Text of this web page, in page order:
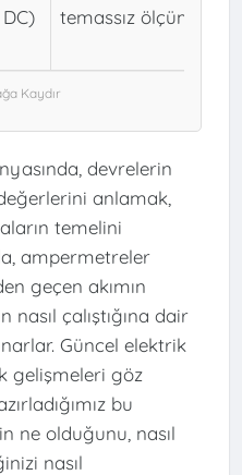
DC)
temassız ölçüm,
devrelerin
anlamak,
temelini
ampermetreler
geçen akımın
çalıştığına dair
Güncel elektrik
gelişmeleri göz
bu
ne olduğunu, nasıl
nasıl